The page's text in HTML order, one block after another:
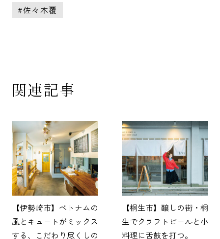
佐々木覆
関連記事
【伊勢崎市】ベトナムの
風とキュートがミックス
する、こだわり尽くしの
【桐生市】醸しの街・桐
生でクラフトビールと小
料理に舌鼓を打つ。